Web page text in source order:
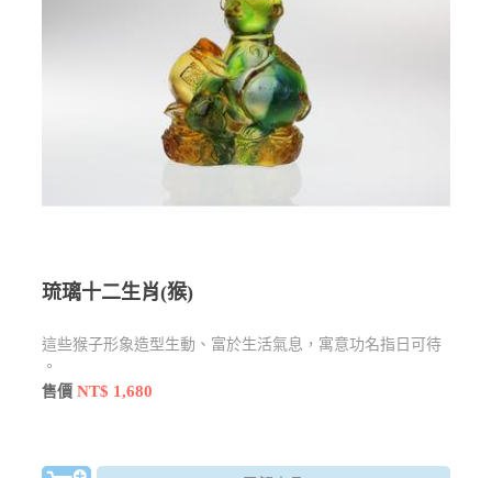
琉璃十二生肖(猴)
這些猴子形象造型生動、富於生活氣息，寓意功名指日可待
。
售價NT$ 1,680